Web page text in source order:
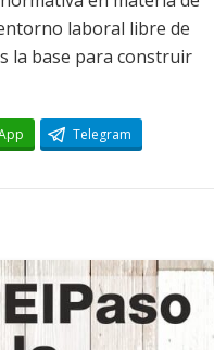
laboral libre de
la base para construir
Telegram